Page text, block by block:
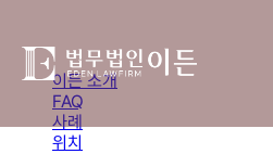
이든 소개
FAQ
사례
위치